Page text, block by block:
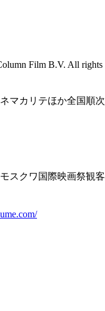
Film B.V. All rights
マカリテほか全国順次
スクワ国際映画祭観客